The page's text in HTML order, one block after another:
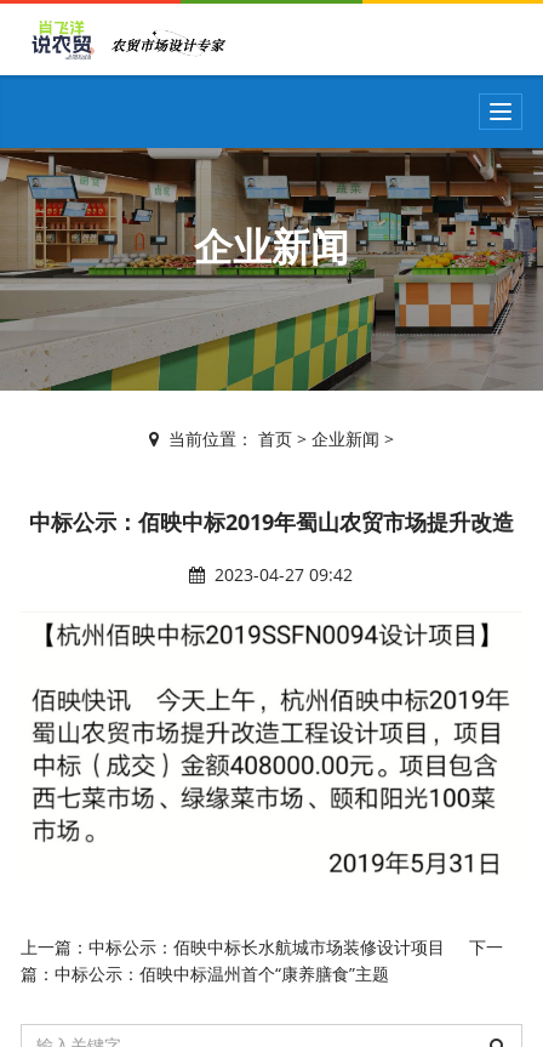
T
o
g
g
l
e
n
a
v
i
g
企业新闻
当前位置： 首页> 企业新闻 >
中标公示：佰映中标2019年蜀山农贸市场提升改造
2023-04-27 09:42
上一篇：中标公示：佰映中标长水航城市场装修设计项目
下一
篇：中标公示：佰映中标温州首个“康养膳食”主题